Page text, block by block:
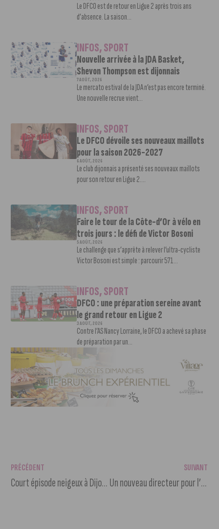
Le DFCO est de retour en Ligue 2 après trois ans
d’absence. La saison...
INFOS,SPORT
Nouvelle arrivée à la JDA Basket,
Shevon Thompson est dijonnais
7 AOÛT, 2026
Le mercato estival de la JDA n’est pas encore terminé.
Une nouvelle recrue vient...
INFOS,SPORT
Le DFCO dévoile ses nouveaux maillots
pour la saison 2026-2027
6 AOÛT, 2026
Le club dijonnais a présenté ses nouveaux maillots
pour son retour en Ligue 2....
INFOS,SPORT
Faire le tour de la Côte-d’Or à vélo en
trois jours : le défi de Victor Bosoni
5 AOÛT, 2026
Le challenge que s’apprête à relever l’ultra-cycliste
Victor Bosoni est simple : parcourir 571...
INFOS,SPORT
DFCO : une préparation sereine avant
le grand retour en Ligue 2
3 AOÛT, 2026
Contre l’AS Nancy Lorraine, le DFCO a achevé sa phase
de préparation par un...
PRÉCÉDENT
Court épisode neigeux à Dijon dès la fin d’après-midi et ce soir ?
SUIVANT
Un nouveau directeur pour l’association des Climats du vignoble de Bourgogne